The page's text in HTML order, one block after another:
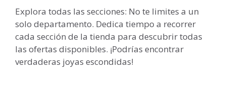
Explora todas las secciones: No te limites a un
solo departamento. Dedica tiempo a recorrer
cada sección de la tienda para descubrir todas
las ofertas disponibles. ¡Podrías encontrar
verdaderas joyas escondidas!